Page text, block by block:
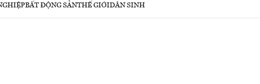
BẤT ĐỘNG SẢNTHẾ GIỚIDÂN SINH